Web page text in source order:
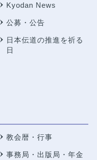
Kyodan News
公募・公告
日本伝道の推進を祈る
日
教会暦・行事
事務局・出版局・年金